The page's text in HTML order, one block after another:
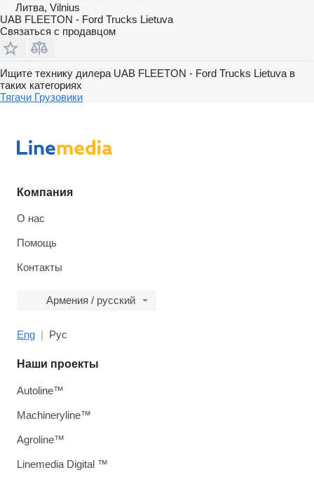
Литва, Vilnius
UAB FLEETON - Ford Trucks Lietuva
Связаться с продавцом
Ищите технику дилера UAB FLEETON - Ford Trucks Lietuva в
таких категориях
Тягачи Грузовики
Компания
О нас
Помощь
Контакты
Армения / русский
Eng Рус
Наши проекты
Autoline™
Machineryline™
Agroline™
Linemedia Digital ™